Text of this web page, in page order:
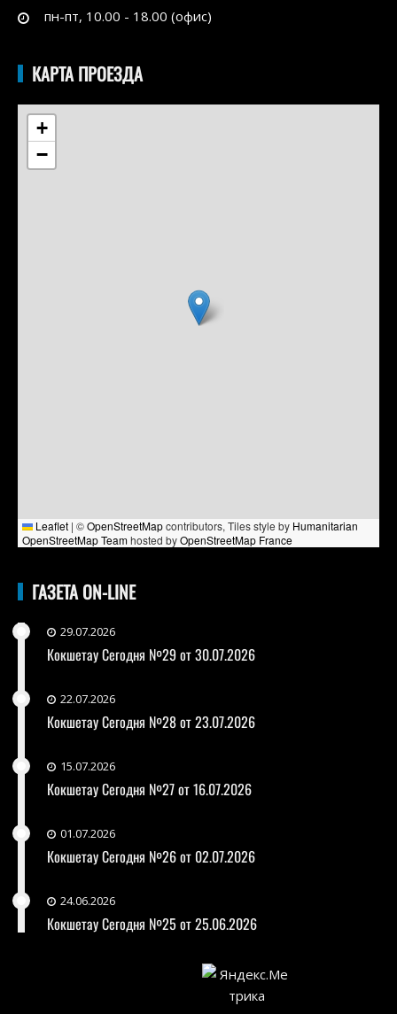
пн-пт, 10.00 - 18.00 (офис)
КАРТА ПРОЕЗДА
+
−
Leaflet | ©OpenStreetMapcontributors, Tiles style by Humanitarian
OpenStreetMap Teamhosted byOpenStreetMap France
ГАЗЕТА ON-LINE
29.07.2026
Кокшетау Сегодня №29 от 30.07.2026
22.07.2026
Кокшетау Сегодня №28 от 23.07.2026
15.07.2026
Кокшетау Сегодня №27 от 16.07.2026
01.07.2026
Кокшетау Сегодня №26 от 02.07.2026
24.06.2026
Кокшетау Сегодня №25 от 25.06.2026